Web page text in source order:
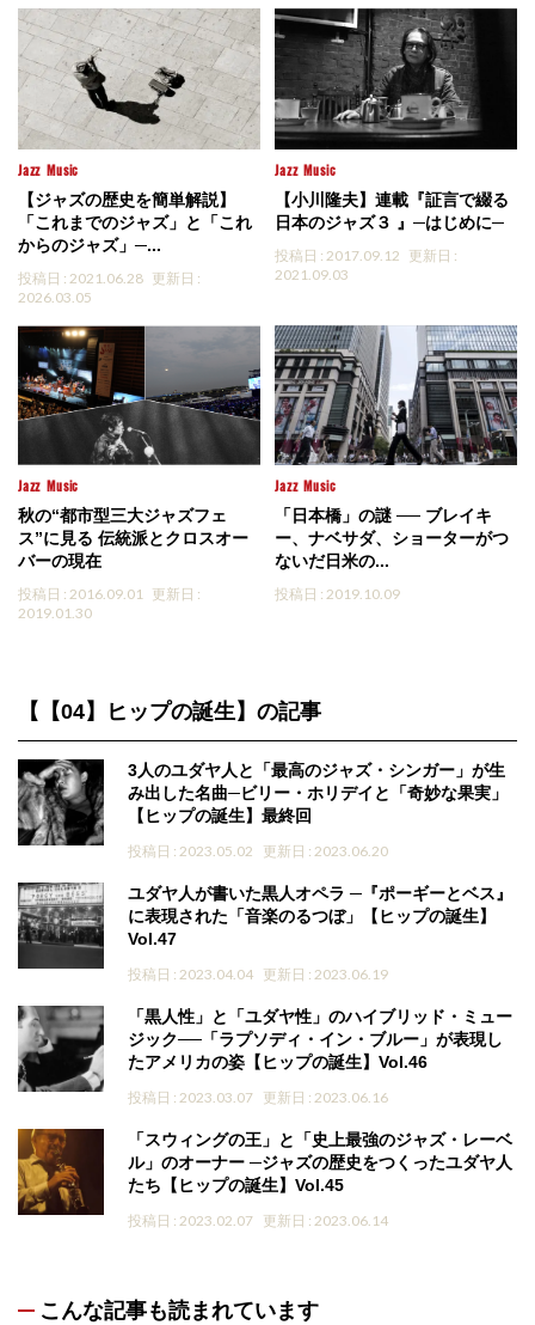
Jazz Music
【ジャズの歴史を簡単解説】
「これまでのジャズ」と「これ
からのジャズ」─...
投稿日 : 2021.06.28 更新日 :
2026.03.05
Jazz Music
【小川隆夫】連載『証言で綴る
日本のジャズ３ 』─はじめに─
投稿日 : 2017.09.12 更新日 :
2021.09.03
Jazz Music
秋の“都市型三大ジャズフェ
ス”に見る 伝統派とクロスオー
バーの現在
投稿日 : 2016.09.01 更新日 :
2019.01.30
Jazz Music
「日本橋」の謎 ── ブレイキ
ー、ナベサダ、ショーターがつ
ないだ日米の...
投稿日 : 2019.10.09
【【04】ヒップの誕生】の記事
3人のユダヤ人と「最高のジャズ・シンガー」が生
み出した名曲─ビリー・ホリデイと「奇妙な果実」
【ヒップの誕生】最終回
投稿日 : 2023.05.02 更新日 : 2023.06.20
ユダヤ人が書いた黒人オペラ ─『ポーギーとベス』
に表現された「音楽のるつぼ」【ヒップの誕生】
Vol.47
投稿日 : 2023.04.04 更新日 : 2023.06.19
「黒人性」と「ユダヤ性」のハイブリッド・ミュー
ジック──「ラプソディ・イン・ブルー」が表現し
たアメリカの姿【ヒップの誕生】Vol.46
投稿日 : 2023.03.07 更新日 : 2023.06.16
「スウィングの王」と「史上最強のジャズ・レーベ
ル」のオーナー ─ジャズの歴史をつくったユダヤ人
たち【ヒップの誕生】Vol.45
投稿日 : 2023.02.07 更新日 : 2023.06.14
こんな記事も読まれています